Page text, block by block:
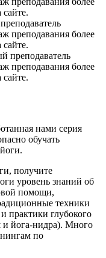
преподавания более
преподаватель
преподавания более
нами серия
обучать
получите
уровень знаний об
помощи,
техники
практики глубокого
и йога-нидра). Много
по